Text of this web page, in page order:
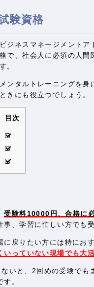
験資格
ビジネスマネージメント
格で、社会人に必須の人間
す。
メンタルトレーニングを
ときにも役立つでしょう。
目次
受験料10000円、合格に
、学習に忙しい方でも
戻りたい方には特におす
っていない現場でも大
いと、2回めの受験で
。